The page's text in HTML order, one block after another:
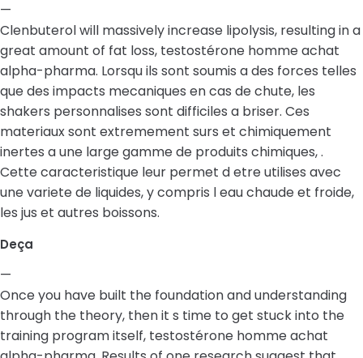
—
Clenbuterol will massively increase lipolysis, resulting in a
great amount of fat loss, testostérone homme achat
alpha-pharma. Lorsqu ils sont soumis a des forces telles
que des impacts mecaniques en cas de chute, les
shakers personnalises sont difficiles a briser. Ces
materiaux sont extremement surs et chimiquement
inertes a une large gamme de produits chimiques, .
Cette caracteristique leur permet d etre utilises avec
une variete de liquides, y compris l eau chaude et froide,
les jus et autres boissons.
Deça
—
Once you have built the foundation and understanding
through the theory, then it s time to get stuck into the
training program itself, testostérone homme achat